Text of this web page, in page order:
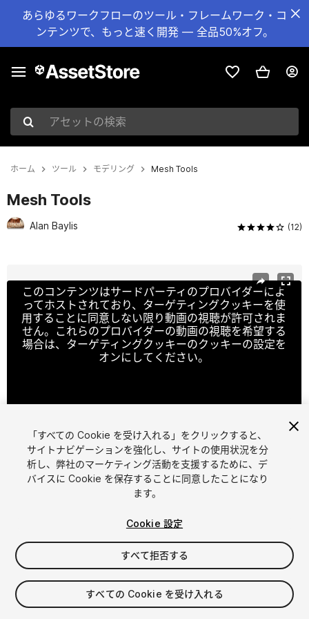
あらゆるワークフローのツール・フレームワーク・コ
ンテンツで、もっと速く開発 — 全品50%オフ。
アセットの検索
ホーム ツール モデリング Mesh Tools
Mesh Tools
Alan Baylis (12)
このコンテンツはサードパーティのプロバイダーによ
ってホストされており、ターゲティングクッキーを使
用することに同意しない限り動画の視聴が許可されま
せん。これらのプロバイダーの動画の視聴を希望する
場合は、ターゲティングクッキーのクッキーの設定を
オンにしてください。
1/ 13
$9
シート 1
「すべての Cookie を受け入れる」をクリックすると、
サイトナビゲーションを強化し、サイトの使用状況を分
析し、弊社のマーケティング活動を支援するために、デ
バイスに Cookie を保存することに同意したことになり
ます。
Cookie 設定
すべて拒否する
すべての Cookie を受け入れる